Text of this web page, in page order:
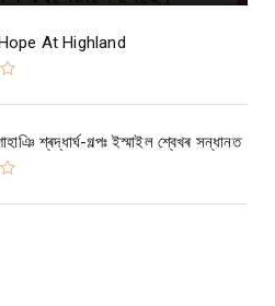
At Highland
শ্ৰদ্ধাৰ্ঘ-গল্পঃ ইস্মাইল শ্বেখৰ সন্ধানত